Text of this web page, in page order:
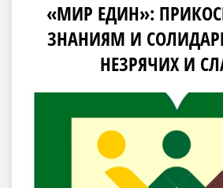
«МИР ЕДИН»:
ЗНАНИЯМ И
НЕЗРЯЧИХ И